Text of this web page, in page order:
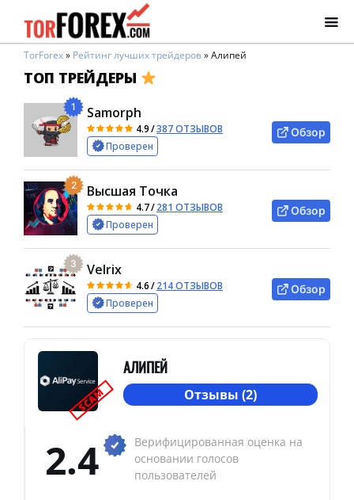
TorForex» Рейтинг лучших трейдеров»Алипей
ТОП ТРЕЙДЕРЫ
1 Samorph
4.9/387 ОТЗЫВОВ
Проверен
Обзор
2 Высшая Точка
4.7/281 ОТЗЫВОВ
Проверен
Обзор
3 Velrix
4.6/214 ОТЗЫВОВ
Проверен
Обзор
SCAM
АЛИПЕЙ
Отзывы (2)
2.4
Верифицированная оценка на
основании голосов
пользователей